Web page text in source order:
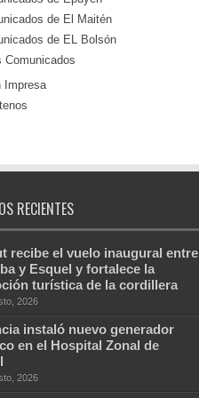
de El Maitén
de EL Bolsón
Comunicados
Impresa
RECIENTES
recibe el vuelo inaugural entre
y Esquel y fortalece la
turística de la cordillera
2026
instaló nuevo generador
en el Hospital Zonal de
2026